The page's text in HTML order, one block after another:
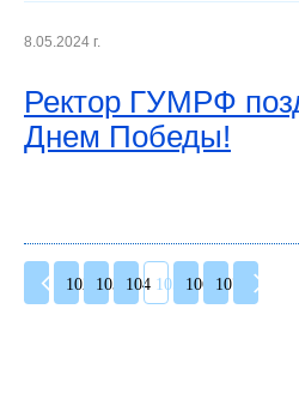
8.05.2024 г.
Ректор ГУМРФ
Днем Победы!
102 103 104 105 106 107